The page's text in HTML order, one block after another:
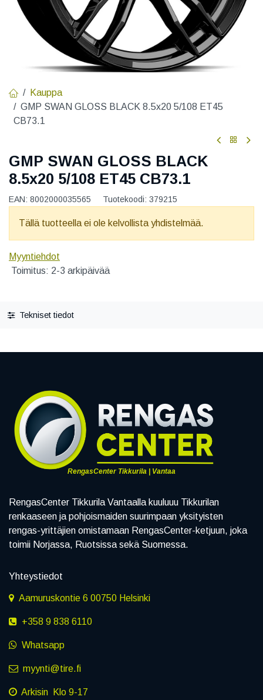
Kauppa
GMP SWAN GLOSS BLACK 8.5x20 5/108 ET45
CB73.1
GMP SWAN GLOSS BLACK
8.5x20 5/108 ET45 CB73.1
EAN: 8002000035565 Tuotekoodi: 379215
Tällä tuotteella ei ole kelvollista yhdistelmää.
Myyntiehdot
Toimitus: 2-3 arkipäivää
Tekniset tiedot
RengasCenter Tikkurila | Vantaa
RengasCenter Tikkurila Vantaalla kuuluuu Tikkurilan
renkaaseen ja pohjoismaiden suurimpaan yksityisten
rengas-yrittäjien omistamaan RengasCenter-ketjuun, joka
toimii Norjassa, Ruotsissa sekä Suomessa.
Yhteystiedot
Aamuruskontie 6 00750 Helsinki
+358 9 838 6110
Whatsapp
myynti@tire.fi
Arkisin Klo 9-17